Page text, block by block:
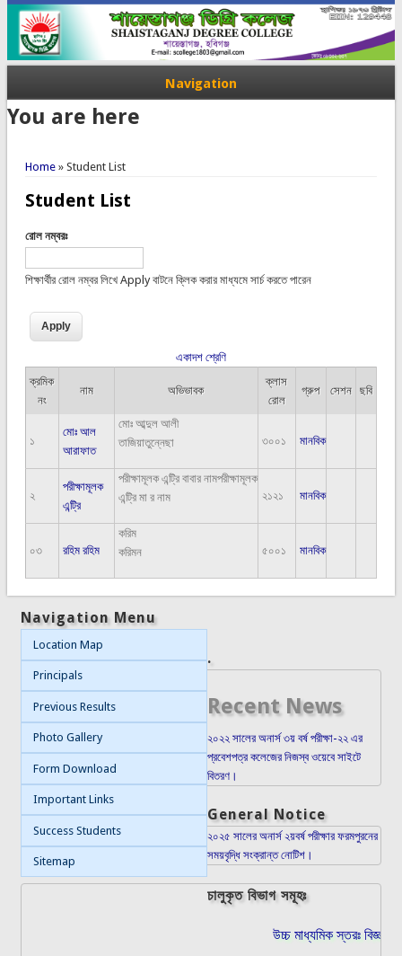
Navigation
You are here
Home» Student List
Student List
রোল নম্বরঃ
শিক্ষার্থীর রোল নম্বর লিখে Apply বাটনে ক্লিক করার মাধ্যমে সার্চ করতে পারেন
একাদশ শ্রেণি
ক্রমিক
নং
নাম অভিভাবক
ক্লাস
রোল
গ্রুপ সেশন ছবি
১
মোঃ আল
আরাফাত
মোঃ আব্দুল আলী
তাজিয়াতুন্নেছা
৩০০১ মানবিক
২
পরীক্ষামূলক
এন্ট্রি
পরীক্ষামূলক এন্ট্রি বাবার নামপরীক্ষামূলক
এন্ট্রি মা র নাম
২১২১ মানবিক
০৩ রহিম রহিম
করিম
করিমন
৫০০১ মানবিক
Navigation Menu
Location Map
Principals
Previous Results
Photo Gallery
Form Download
Important Links
Success Students
Sitemap
.
Recent News
২০২২ সালের অনার্স ৩য় বর্ষ পরীক্ষা-২২ এর
প্রবেশপত্র কলেজের নিজস্ব ওয়েবে সাইটে
বিতরণ।
General Notice
২০২৫ সালের অনার্স ২য়বর্ষ পরীক্ষার ফরমপুরনের
সময়বৃদ্ধি সংক্রান্ত নোটিশ।
চালুকৃত বিভাগ সমূহঃ
উচ্চ মাধ্যমিক স্তরঃ বিজ্ঞান,